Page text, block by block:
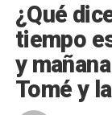
¿Qué
tiempo
y
Tomé y